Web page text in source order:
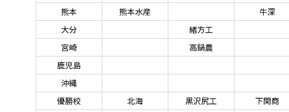
熊本
熊本水産
牛深
大分
緒方工
宮崎
高鍋農
鹿児島
沖縄
優勝校
北海 黒沢尻工 下関商